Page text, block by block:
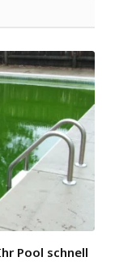
Pool schnell